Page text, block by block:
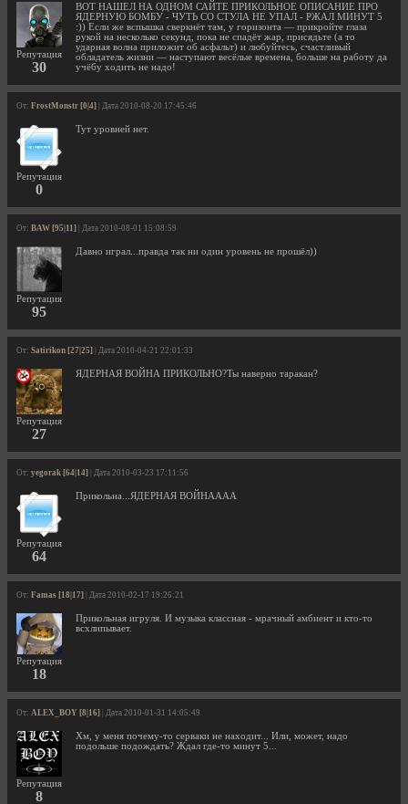
Репутация
30
ВОТ НАШЕЛ НА ОДНОМ САЙТЕ ПРИКОЛЬНОЕ ОПИСАНИЕ ПРО
ЯДЕРНУЮ БОМБУ - ЧУТЬ СО СТУЛА НЕ УПАЛ - РЖАЛ МИНУТ 5
:)) Если же вспышка сверкнёт там, у горизонта — прикройте глаза
рукой на несколько секунд, пока не спадёт жар, присядьте (а то
ударная волна приложит об асфальт) и любуйтесь, счастливый
обладатель жизни — наступают весёлые времена, больше на работу да
учёбу ходить не надо!
От: FrostMonstr [0|4] | Дата 2010-08-20 17:45:46
Репутация
0
Тут уровней нет.
От: BAW [95|11] | Дата 2010-08-01 15:08:59
Репутация
95
Давно играл...правда так ни один уровень не прошёл))
От: Satirikon [27|25] | Дата 2010-04-21 22:01:33
Репутация
27
ЯДЕРНАЯ ВОЙНА ПРИКОЛЬНО?Ты наверно таракан?
От: yegorak [64|14] | Дата 2010-03-23 17:11:56
Репутация
64
Прикольна...ЯДЕРНАЯ ВОЙНАААА
От: Famas [18|17] | Дата 2010-02-17 19:26:21
Репутация
18
Прикольная игруля. И музыка классная - мрачный амбиент и кто-то
всхлипывает.
От: ALEX_BOY [8|16] | Дата 2010-01-31 14:05:49
Репутация
8
Хм, у меня почему-то серваки не находит... Или, может, надо
подольше подождать? Ждал где-то минут 5...